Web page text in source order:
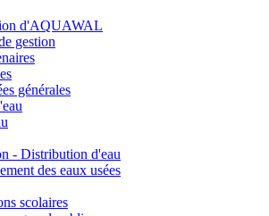
d'AQUAWAL
gestion
générales
- Distribution d'eau
des eaux usées
scolaires